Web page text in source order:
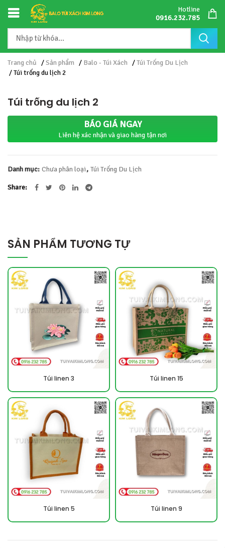
Hotline
0916.232.785
Trang chủ /Sản phẩm / Balo - Túi Xách /Túi Trống Du Lịch
/ Túi trống du lịch 2
Túi trống du lịch 2
BÁO GIÁ NGAY
Liên hệ xác nhận và giao hàng tận nơi
Danh mục: Chưa phân loại, Túi Trống Du Lịch
Share
SẢN PHẨM TƯƠNG TỰ
Túi linen 3 Túi linen 15
Túi linen 5 Túi linen 9